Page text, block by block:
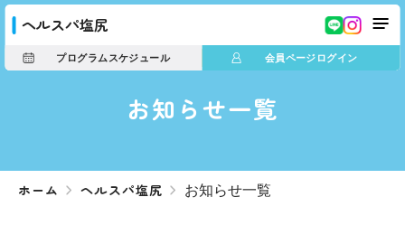
ヘルスパ塩尻
プログラムスケジュール 会員ページログイン
お知らせ一覧
ホーム ヘルスパ塩尻 お知らせ一覧